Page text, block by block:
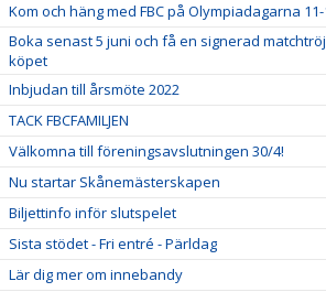
Kom och häng med FBC på Olympiadagarna
Boka senast 5 juni och få en signerad
köpet
Inbjudan till årsmöte 2022
TACK FBCFAMILJEN
Välkomna till föreningsavslutningen 30/4!
Nu startar Skånemästerskapen
Biljettinfo inför slutspelet
Sista stödet - Fri entré - Pärldag
Lär dig mer om innebandy